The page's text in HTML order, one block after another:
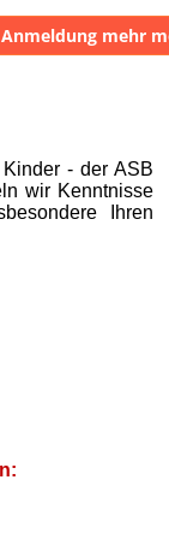
mehr
- der ASB
wir Kenntnisse
Ihren